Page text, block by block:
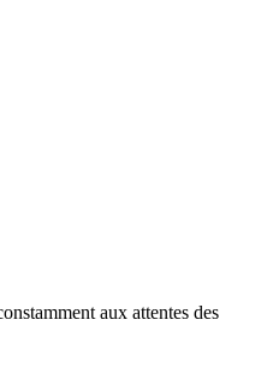
aux attentes des